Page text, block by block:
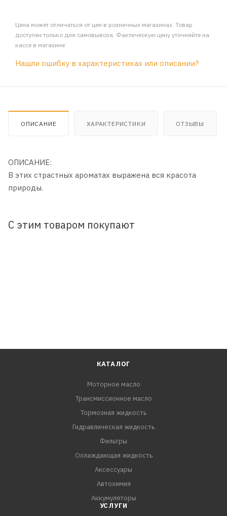
Цена может отличаться от цен в розничных магазинах. Товар
доступен только для самовывоза. Фактическую цену уточняйте на
кассе в магазине
Нашли ошибку в характеристиках или описании?
ОПИСАНИЕ ХАРАКТЕРИСТИКИ ОТЗЫВЫ
ОПИСАНИЕ:
В этих страстных ароматах выражена вся красота
природы.
С этим товаром покупают
КАТАЛОГ
Моторное масло
Трансмиссионное масло
Тормозная жидкость
Гидравлическая жидкость
Фильтры
Охлаждающая жидкость
Аксессуары
Автохимия
Аккумуляторы
УСЛУГИ